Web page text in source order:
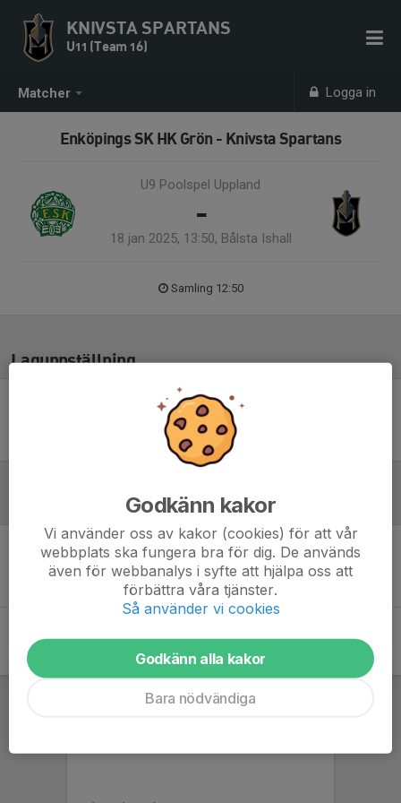
Matcher Logga in
KNIVSTA SPARTANS
U11 (Team 16)
Enköpings SK HK Grön - Knivsta Spartans
U9 Poolspel Uppland
-
18 jan 2025, 13:50, Bålsta Ishall
Samling 12:50
Laguppställning
Ingen uppställning ifylld
Inget referat skrivet
Godkänn kakor
Vi använder oss av kakor (cookies) för att vår
webbplats ska fungera bra för dig. De används
även för webbanalys i syfte att hjälpa oss att
förbättra våra tjänster.
Så använder vi cookies
Godkänn alla kakor
Bara nödvändiga